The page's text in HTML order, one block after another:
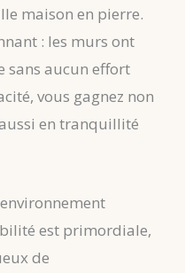
maison en pierre.
: les murs ont
sans aucun effort
vous gagnez non
en tranquillité
est primordiale,
de